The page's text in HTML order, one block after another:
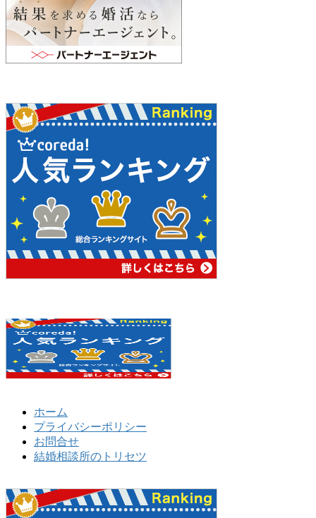
ホーム
プライバシーポリシー
お問合せ
結婚相談所のトリセツ